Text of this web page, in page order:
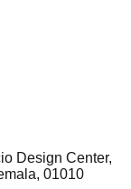
Design Center,
01010